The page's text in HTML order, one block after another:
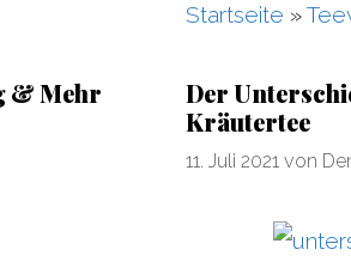
& Mehr
Startseite »
Der
Kräutertee
11. Juli 2021 von